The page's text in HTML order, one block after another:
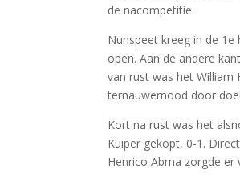
de nacompetitie.
Nunspeet kreeg in de
open. Aan de andere
van rust was het William
ternauwernood door
Kort na rust was het
Kuiper gekopt, 0-1.
Henrico Abma zorgde